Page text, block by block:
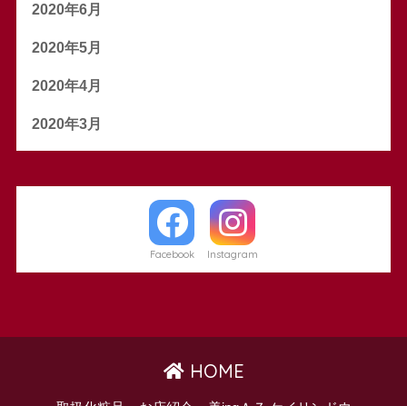
2020年6月
2020年5月
2020年4月
2020年3月
Facebook Instagram
HOME